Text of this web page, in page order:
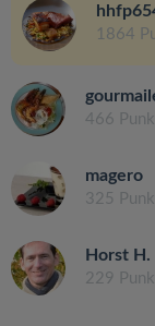
1864
466
magero
325
Horst H.
229